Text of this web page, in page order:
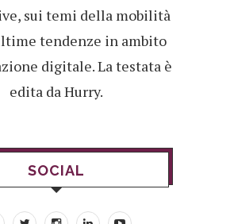
sui temi della mobilità
tendenze in ambito
digitale. La testata è
edita da Hurry.
SOCIAL